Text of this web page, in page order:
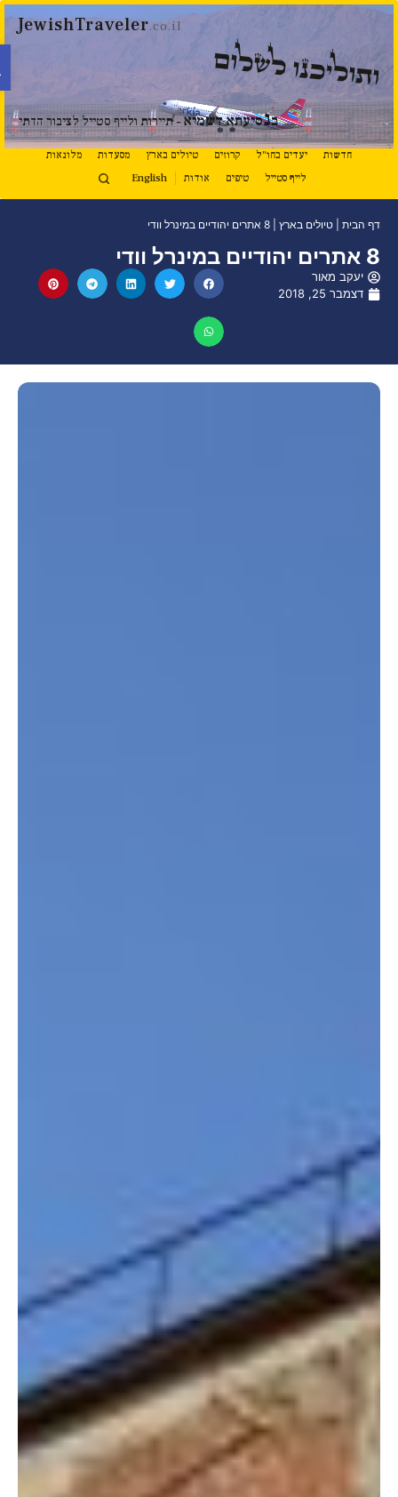
JewishTraveler.co.il
לשלום
בנסיעתא דשמיא- תיירות ולייף סטייל לציבור הדתי
חדשות יעדים בחו"ל קרוזים טיולים בארץ מסעדות
מלונאות
לייף סטייל
טיפים אודות English
דף הבית|טיולים בארץ|8 אתרים יהודיים במינרל וודי
יעקב מאור
דצמבר 25, 2018